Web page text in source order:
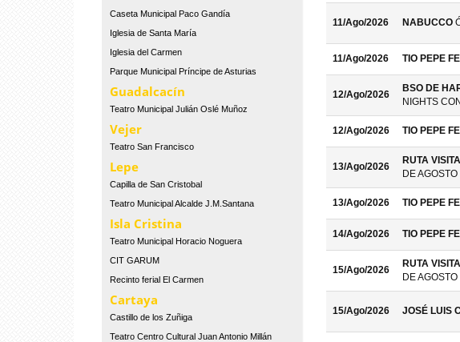
Caseta Municipal Paco Gandía
Iglesia de Santa María
Iglesia del Carmen
Parque Municipal Príncipe de Asturias
Guadalcacín
Teatro Municipal Julián Oslé Muñoz
Vejer
Teatro San Francisco
Lepe
Capilla de San Cristobal
Teatro Municipal Alcalde J.M.Santana
Isla Cristina
Teatro Municipal Horacio Noguera
CIT GARUM
Recinto ferial El Carmen
Cartaya
Castillo de los Zuñiga
Teatro Centro Cultural Juan Antonio Millán
11/Ago/2026 NABUCCO
11/Ago/2026 TIO PEPE
12/Ago/2026
BSO DE
NIGHTS
12/Ago/2026 TIO PEPE
13/Ago/2026
RUTA
DE AGOSTO
13/Ago/2026 TIO PEPE
14/Ago/2026 TIO PEPE
15/Ago/2026
RUTA
DE AGOSTO
15/Ago/2026 JOSÉ LUIS